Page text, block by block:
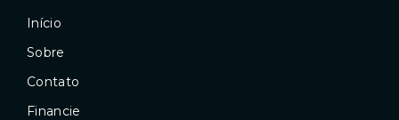
Início
Sobre
Contato
Financie